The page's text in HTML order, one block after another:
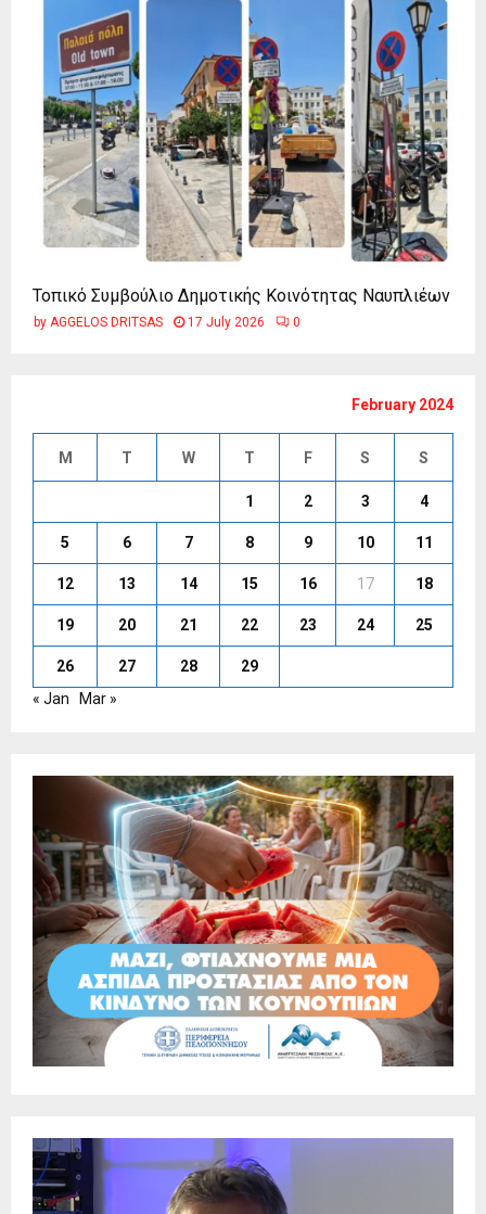
Τοπικό Συμβούλιο Δημοτικής Κοινότητας Ναυπλιέων
by AGGELOS DRITSAS 17 July 2026 0
February 2024
M T W T F S S
1 2 3 4
5 6 7 8 9 10 11
12 13 14 15 16 17 18
19 20 21 22 23 24 25
26 27 28
29
« Jan
Mar »